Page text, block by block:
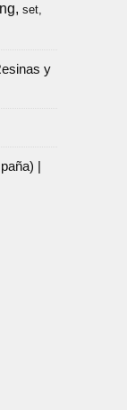
set
y
|